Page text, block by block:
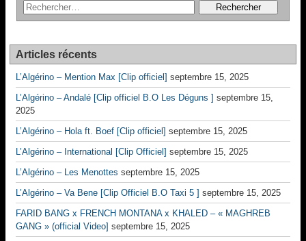
Articles récents
L’Algérino – Mention Max [Clip officiel] septembre 15, 2025
L’Algérino – Andalé [Clip officiel B.O Les Déguns ] septembre 15,
2025
L’Algérino – Hola ft. Boef [Clip officiel] septembre 15, 2025
L’Algérino – International [Clip Officiel] septembre 15, 2025
L’Algérino – Les Menottes septembre 15, 2025
L’Algérino – Va Bene [Clip Officiel B.O Taxi 5 ] septembre 15, 2025
FARID BANG x FRENCH MONTANA x KHALED – « MAGHREB
GANG » (official Video] septembre 15, 2025